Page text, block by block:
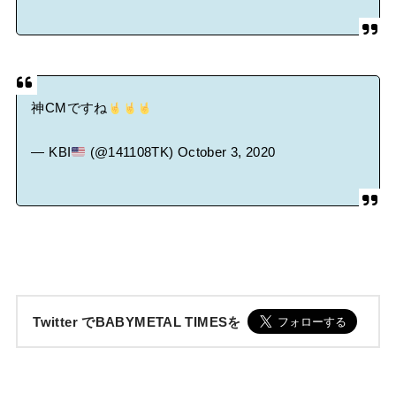
神CMですね
— KBI (@141108TK) October 3, 2020
Twitter でBABYMETAL TIMESを